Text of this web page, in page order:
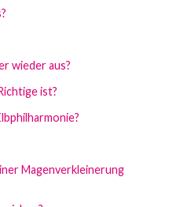
wieder aus?
ist?
Magenverkleinerung